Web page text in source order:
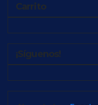
Carrito
¡Síguenos!